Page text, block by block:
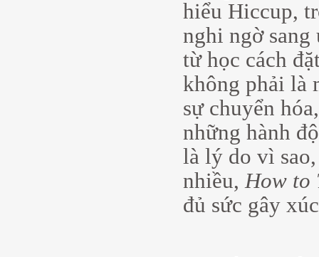
hiểu Hiccup,
nghi ngờ
từ học cách
không phải là
sự chuyển
những hành
là lý do vì
nhiều,How to
đủ sức gây